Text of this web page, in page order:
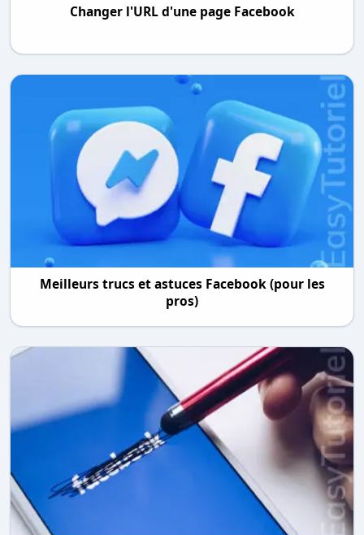
Changer l'URL d'une page Facebook
Meilleurs trucs et astuces Facebook (pour les
pros)